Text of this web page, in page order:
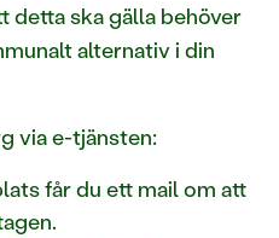
detta ska gälla behöver
alternativ i din
via e-tjänsten:
får du ett mail om att